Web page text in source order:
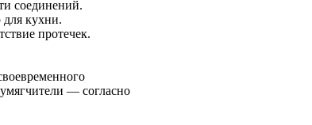
соединений.
кухни.
протечек.
— согласно